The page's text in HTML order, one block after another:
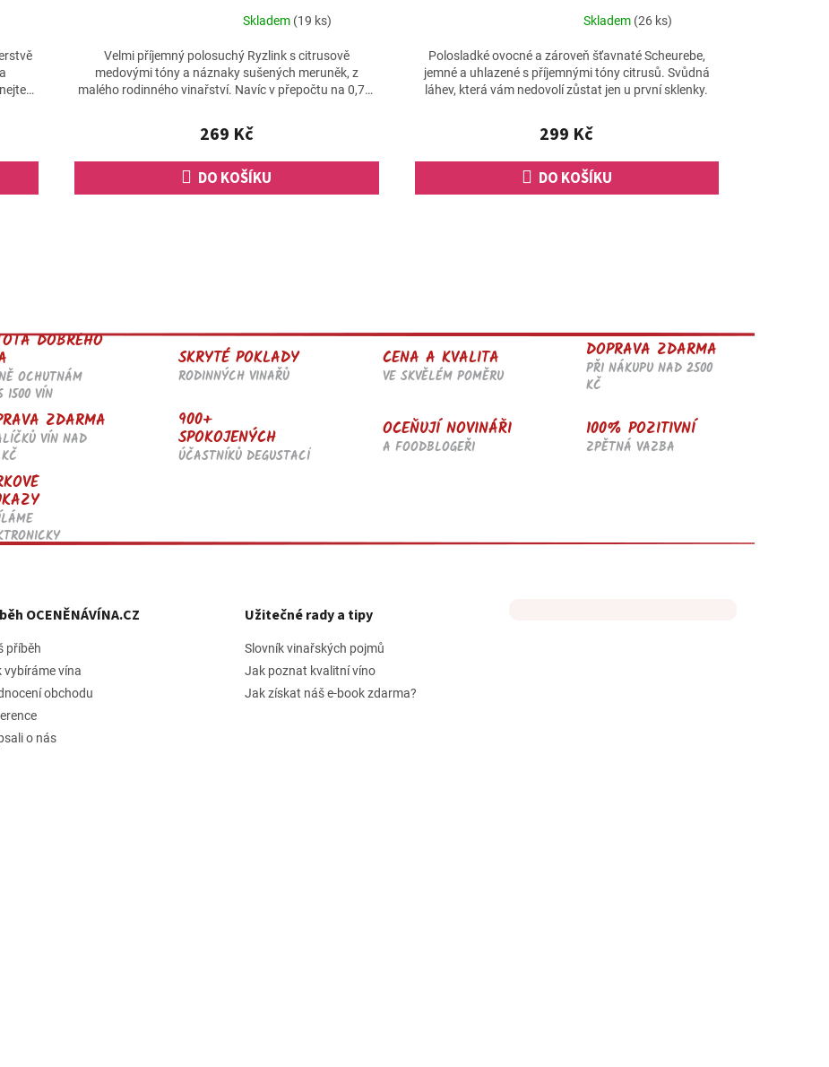
hodnocení
produktu
je
Skladem (19 ks)
269 Kč
DO KOŠÍKU
Velmi příjemný polosuchý Ryzlink s citrusově
medovými tóny a náznaky sušených meruněk, z
malého rodinného vinařství. Navíc v přepočtu na 0,75l
hodnocení
produktu
je
Skladem (26 ks)
299 Kč
DO KOŠÍKU
Polosladké ovocné a zároveň šťavnaté Scheurebe,
jemné a uhlazené s příjemnými tóny citrusů. Svůdná
láhev, která vám nedovolí zůstat jen u první sklenky.
c
í
p
r
y
v
ý
DOBRÉHO
OCHUTNÁM
1500 VÍN
SKRYTÉ POKLADY
RODINNÝCH VINAŘŮ
CENA A KVALITA
VE SKVĚLÉM POMĚRU
DOPRAVA ZDARMA
PŘI NÁKUPU NAD 2500
KČ
ZDARMA
VÍN NAD
900+
SPOKOJENÝCH
ÚČASTNÍKŮ DEGUSTACÍ
OCEŇUJÍ NOVINÁŘI
A FOODBLOGEŘI
100% POZITIVNÍ
ZPĚTNÁ VAZBA
OCENĚNÁVÍNA.CZ
příběh
vybíráme vína
obchodu
o nás
Užitečné rady a tipy
Slovník vinařských pojmů
Jak poznat kvalitní víno
Jak získat náš e-book zdarma?